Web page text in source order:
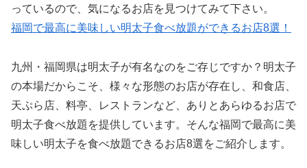
っているので、気になるお店を見つけてみて下さい。
福岡で最高に美味しい明太子食べ放題ができるお店8選！
九州・福岡県は明太子が有名なのをご存じですか？明太子
の本場だからこそ、様々な形態のお店が存在し、和食店、
天ぷら店、料亭、レストランなど、ありとあらゆるお店で
明太子食べ放題を提供しています。そんな福岡で最高に美
味しい明太子を食べ放題できるお店8選をご紹介します。